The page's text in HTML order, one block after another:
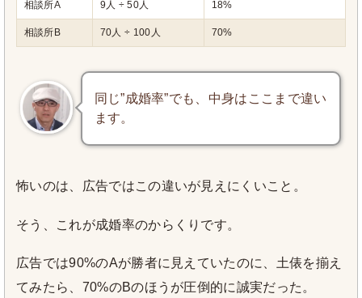
相談所A 9人 ÷ 50人 18%
相談所B 70人 ÷ 100人 70%
同じ”成婚率”でも、中身はここまで違い
ます。
怖いのは、広告ではこの違いが見えにくいこと。
そう、これが成婚率のからくりです。
広告では90%のAが勝者に見えていたのに、土俵を揃え
てみたら、70%のBのほうが圧倒的に誠実だった。